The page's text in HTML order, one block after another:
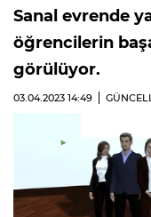
Sanal evrende
öğrencilerin
görülüyor.
03.04.2023 14:49